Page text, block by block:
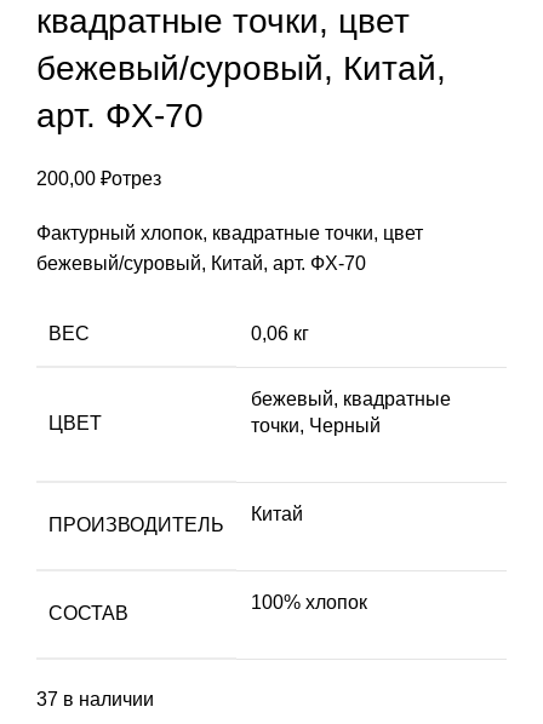
квадратные точки, цвет
бежевый/суровый, Китай,
арт. ФХ-70
200,00 ₽отрез
Фактурный хлопок, квадратные точки, цвет
бежевый/суровый, Китай, арт. ФХ-70
ВЕС 0,06 кг
ЦВЕТ
бежевый, квадратные
точки, Черный
ПРОИЗВОДИТЕЛЬ
Китай
СОСТАВ
100% хлопок
37 в наличии